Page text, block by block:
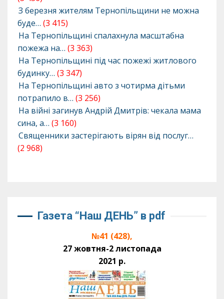
З березня жителям Тернопільщини не можна
буде… (3 415)
На Тернопільщині спалахнула масштабна
пожежа на… (3 363)
На Тернопільщині під час пожежі житлового
будинку… (3 347)
На Тернопільщині авто з чотирма дітьми
потрапило в… (3 256)
На війні загинув Андрій Дмитрів: чекала мама
сина, а… (3 160)
Священники застерігають вірян від послуг…
(2 968)
Газета “Наш ДЕНЬ” в pdf
№41 (428),
27 жовтня-2 листопада
2021 р.